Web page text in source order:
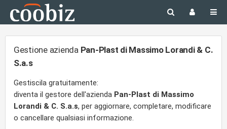
Gestione azienda Pan-Plast di Massimo Lorandi & C.
S.a.s
Gestiscila gratuitamente:
diventa il gestore dell'azienda Pan-Plast di Massimo
Lorandi & C. S.a.s, per aggiornare, completare, modificare
o cancellare qualsiasi informazione.